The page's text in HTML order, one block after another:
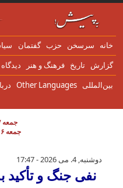
به محتوای اصلی
سرسخن حزب گفتمان سياسی
تاریخ فرهنگ و هنر دیدگاه
Other Languages درباره
جمعه ۷ اوت ۲۰۲۶
جمعه ۱۶ مرداد ۱۴۰۵
نفی جنگ و تأکید بر
دوشنبه, 4. می 2026 - 17:47
نفی جنگ و تأکید